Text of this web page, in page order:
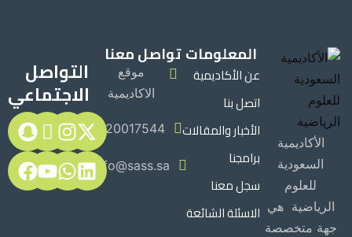
الأكاديمية
السعودية
للعلوم
الرياضية هي
جهة متخصصة
المعلومات
عن الأكاديمية
اتصل بنا
الأخبار والمقالات
برامجنا
سجل معنا
الاسئلة الشائعة
تواصل معنا
موقع
الاكاديمية
920017544
Info@sass.sa
التواصل
الاجتماعي